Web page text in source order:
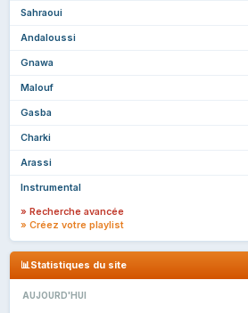
Sahraoui
Andaloussi
Gnawa
Malouf
Gasba
Charki
Arassi
Instrumental
» Recherche avancée
» Créez votre playlist
📊 Statistiques du site
AUJOURD'HUI